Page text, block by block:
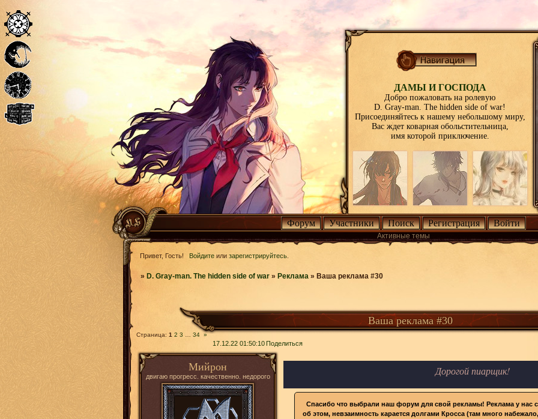
ДАМЫ И ГОСПОДА
Добро пожаловать на ролевую
D. Gray-man. The hidden side of war!
Присоединяйтесь к нашему небольшому миру,
Вас ждет коварная обольстительница,
имя которой приключение.
Форум Участники Поиск Регистрация Войти
Активные темы
Привет, Гость! Войдитеили зарегистрируйтесь.
»D. Gray-man. The hidden side of war »Реклама »Ваша реклама #30
Ваша реклама #30
Страница: 1 2 3 34 »
Поделиться
17.12.22 01:50:10
Мийрон
двигаю прогресс. качественно. недорого Дорогой пиарщик!
Спасибо что выбрали наш форум для свой рекламы! Реклама у нас
об этом, невзаимность карается долгами Кросса (там много